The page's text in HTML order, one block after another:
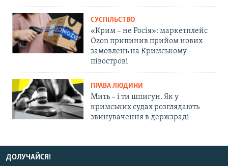
СУСПІЛЬСТВО
«Крим – не Росія»: маркетплейс
Ozon припинив прийом нових
замовлень на Кримському
півострові
ПРАВА ЛЮДИНИ
Мить – і ти шпигун. Як у
кримських судах розглядають
звинувачення в держзраді
ДОЛУЧАЙСЯ!